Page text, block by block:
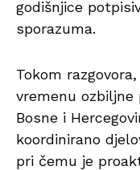
godišnjice
sporazuma.
Tokom
vremenu
Bosne i
koordinirano
pri čemu je